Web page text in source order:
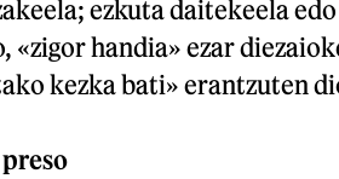
ezkuta daitekeela
«zigor handia» ezar
kezka bati» erantzuten